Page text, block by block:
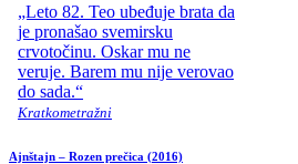
„Leto 82. Teo ubeđuje brata da
je pronašao svemirsku
crvotočinu. Oskar mu ne
veruje. Barem mu nije verovao
do sada.“
Kratkometražni
Ajnštajn – Rozen prečica (2016)